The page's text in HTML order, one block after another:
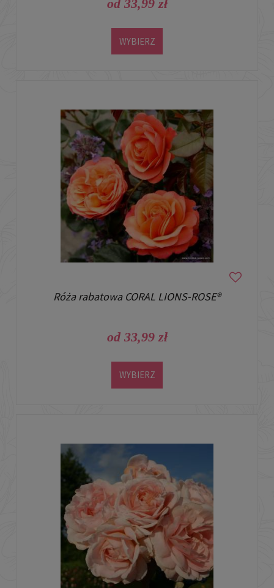
od 33,99 zł
WYBIERZ
Róża rabatowa CORAL LIONS-ROSE®
od 33,99 zł
WYBIERZ